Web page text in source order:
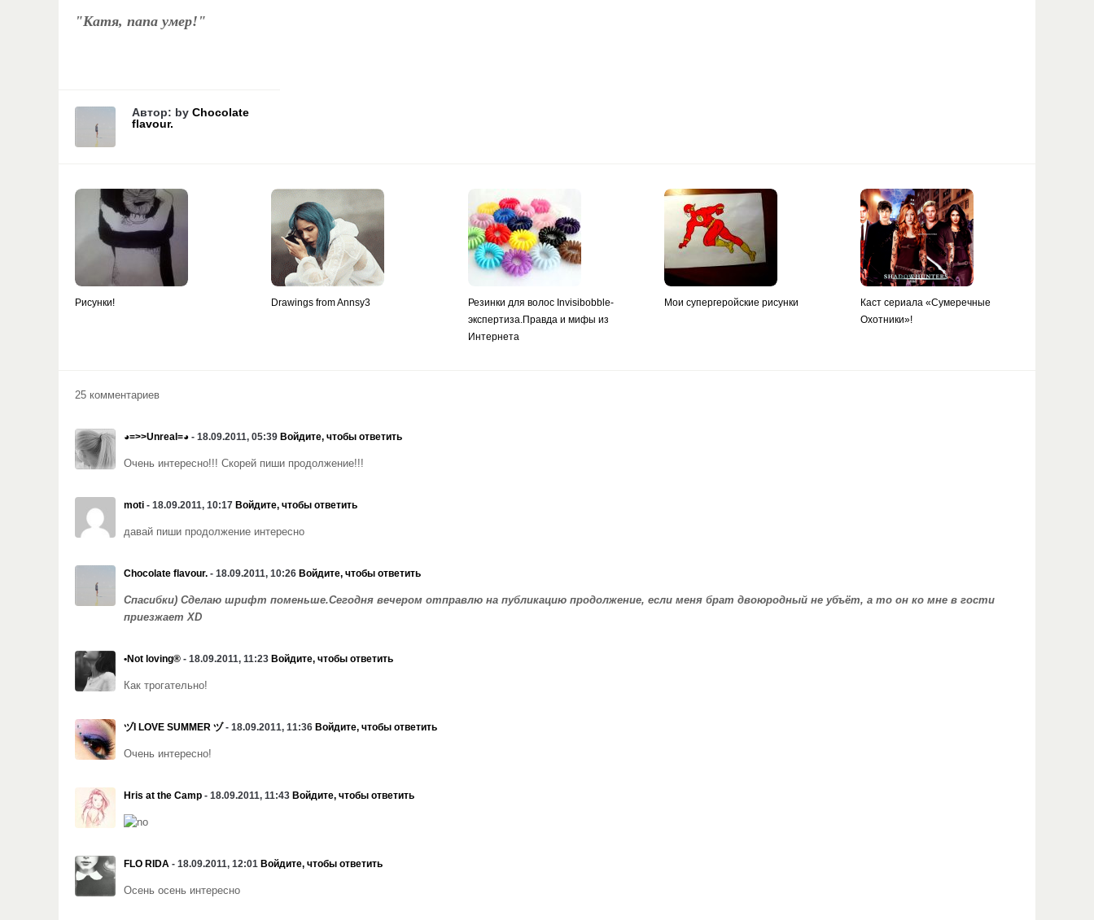
"Катя, папа умер!"
Автор: by Chocolate
flavour.
Рисунки! Drawings from Annsy3
Резинки для волос Invisibobble-
экспертиза.Правда и мифы из
Интернета
Мои супергеройские рисунки
Каст сериала «Сумеречные
Охотники»!
25 комментариев
◕=>>Unreal=◕ - 18.09.2011, 05:39 Войдите, чтобы ответить
Очень интересно!!! Скорей пиши продолжение!!!
moti - 18.09.2011, 10:17 Войдите, чтобы ответить
давай пиши продолжение интересно
Chocolate flavour. - 18.09.2011, 10:26 Войдите, чтобы ответить
Спасибки) Сделаю шрифт поменьше.Сегодня вечером отправлю на публикацию продолжение, если меня брат двоюродный не убъёт, а то он ко мне в гости
приезжает XD
•Not loving® - 18.09.2011, 11:23 Войдите, чтобы ответить
Как трогательно!
ヅI LOVE SUMMER ヅ- 18.09.2011, 11:36 Войдите, чтобы ответить
Очень интересно!
Hris at the Camp - 18.09.2011, 11:43 Войдите, чтобы ответить
FLO RIDA - 18.09.2011, 12:01 Войдите, чтобы ответить
Осень осень интересно